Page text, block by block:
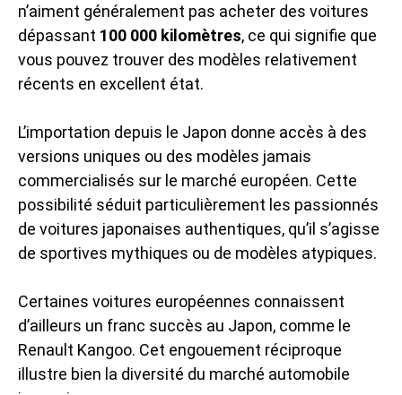
n’aiment généralement pas acheter des voitures
dépassant 100 000 kilomètres, ce qui signifie que
vous pouvez trouver des modèles relativement
récents en excellent état.
L’importation depuis le Japon donne accès à des
versions uniques ou des modèles jamais
commercialisés sur le marché européen. Cette
possibilité séduit particulièrement les passionnés
de voitures japonaises authentiques, qu’il s’agisse
de sportives mythiques ou de modèles atypiques.
Certaines voitures européennes connaissent
d’ailleurs un franc succès au Japon, comme le
Renault Kangoo. Cet engouement réciproque
illustre bien la diversité du marché automobile